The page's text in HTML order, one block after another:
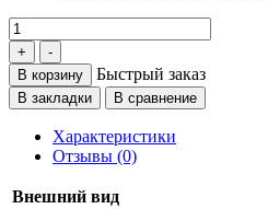
В корзину Быстрый заказ
В закладки В сравнение
Характеристики
Отзывы (0)
Внешний вид